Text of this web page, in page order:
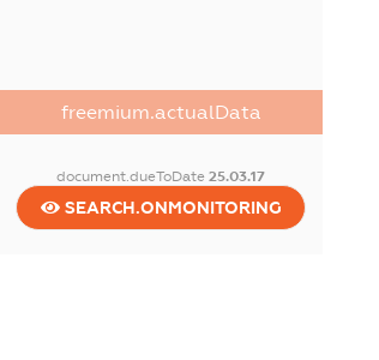
freemium.actualData
document.dueToDate25.03.17
SEARCH.ONMONITORING